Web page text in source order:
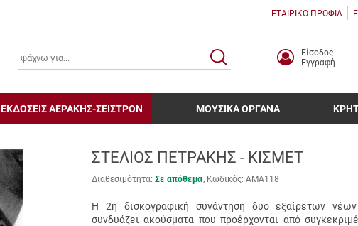
ΕΤΑΙΡΙΚΟ ΠΡΟΦΙΛ
ΑΝΑΖΗΤΗΣΗ
Είσοδος -
Εγγραφή
ΕΚΔΟΣΕΙΣ ΑΕΡΑΚΗΣ-ΣΕΙΣΤΡΟΝ ΜΟΥΣΙΚΑ ΟΡΓΑΝΑ
ΣΤΕΛΙΟΣ ΠΕΤΡΑΚΗΣ - ΚΙΣΜΕΤ
Διαθεσιμότητα: Σε απόθεμα Κωδικός: AMA118
H 2η δισκογραφική συνάντηση δυο εξαίρετων
συνδυάζει ακούσματα που προέρχονται από